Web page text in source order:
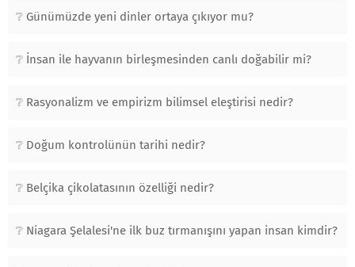
Günümüzde yeni dinler ortaya çıkıyor mu?
İnsan ile hayvanın birleşmesinden canlı doğabilir mi?
Rasyonalizm ve empirizm bilimsel eleştirisi nedir?
Doğum kontrolünün tarihi nedir?
Belçika çikolatasının özelliği nedir?
Niagara Şelalesi'ne ilk buz tırmanışını yapan insan kimdir?